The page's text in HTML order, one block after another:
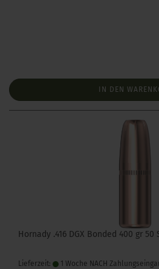
IN DEN
Hornady .416 DGX Bonded 400 gr 50
Lieferzeit: 1 Woche NACH